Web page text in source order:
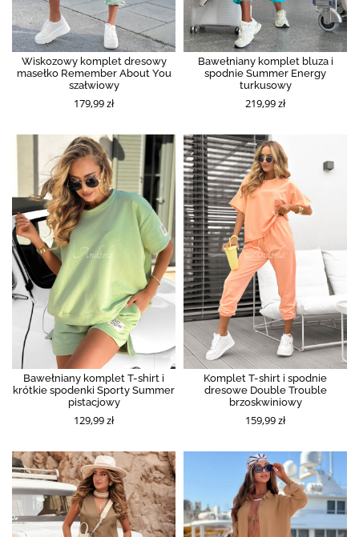
Wiskozowy komplet dresowy
masełko Remember About You
szałwiowy
179,99 zł
Bawełniany komplet bluza i
spodnie Summer Energy
turkusowy
219,99 zł
Bawełniany komplet T-shirt i
krótkie spodenki Sporty Summer
pistacjowy
129,99 zł
Komplet T-shirt i spodnie
dresowe Double Trouble
brzoskwiniowy
159,99 zł